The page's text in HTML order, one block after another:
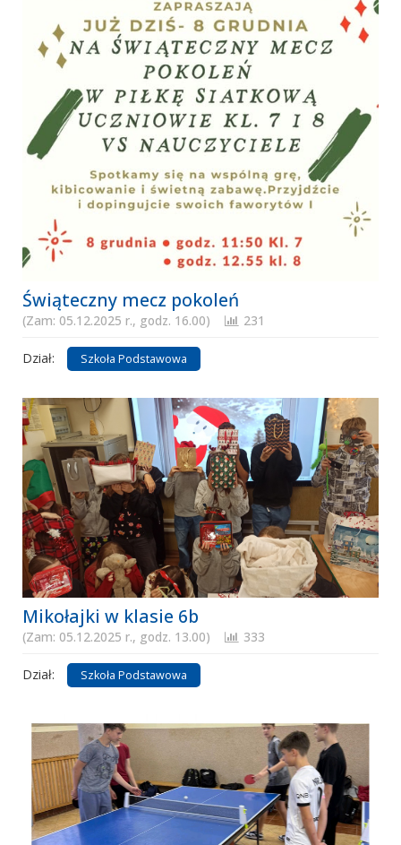
Świąteczny mecz pokoleń
(Zam: 05.12.2025 r., godz. 16.00) 231
Dział: Szkoła Podstawowa
Mikołajki w klasie 6b
(Zam: 05.12.2025 r., godz. 13.00) 333
Dział: Szkoła Podstawowa